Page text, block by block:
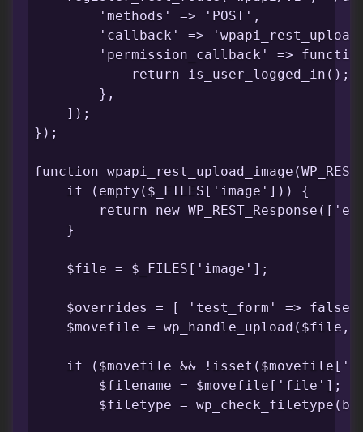
        'methods' => 'POST',
'callback' =>
'permission_callback' =>
            return is_user_logged_in();
        },
    ]);
});
function
    if (empty($_FILES['image'])) {
return new
    }
    $file = $_FILES['image'];
$overrides = [ 'test_form' => false
$movefile = wp_handle_upload($file,
if ($movefile &&
        $filename = $movefile['file'];
$filetype =